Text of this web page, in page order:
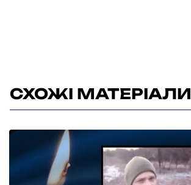
СХОЖІ МАТЕРІАЛИ